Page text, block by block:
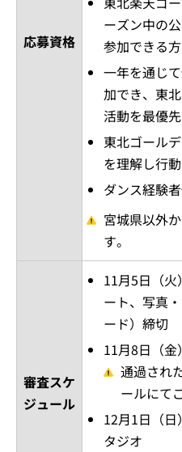
応募資格
ーズン中の
参加できる方
一年を通じ
加でき、東
活動を最優
東北ゴール
を理解し行
ダンス経験
宮城県以外
す。
審査スケ
ジュール
11月5日（
ート、写真
ード）締切
11月8日（
通過され
ールにて
12月1日（
タジオ